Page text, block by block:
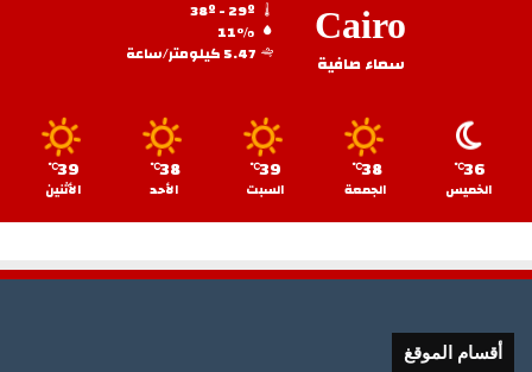
Cairo
سماء صافية
11%
5.47 كيلومتر/ساعة
36
℃
الخميس
38
℃
الجمعة
39
℃
السبت
38
℃
الأحد
39
℃
الأثنين
أقسام الموقغ